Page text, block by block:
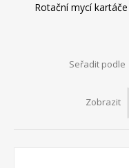
Rotační mycí
Seřadit podle
Zobrazit